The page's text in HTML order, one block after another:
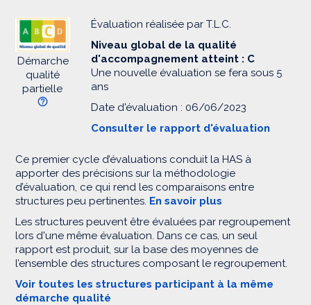
Démarche
qualité
partielle
Évaluation réalisée par T.L.C.
Niveau global de la qualité
d'accompagnement atteint : C
Une nouvelle évaluation se fera sous 5
ans
Date d'évaluation : 06/06/2023
Consulter le rapport d'évaluation
Ce premier cycle d’évaluations conduit la HAS à
apporter des précisions sur la méthodologie
d’évaluation, ce qui rend les comparaisons entre
structures peu pertinentes. En savoir plus
Les structures peuvent être évaluées par regroupement
lors d'une même évaluation. Dans ce cas, un seul
rapport est produit, sur la base des moyennes de
l’ensemble des structures composant le regroupement.
Voir toutes les structures participant à la même
démarche qualité